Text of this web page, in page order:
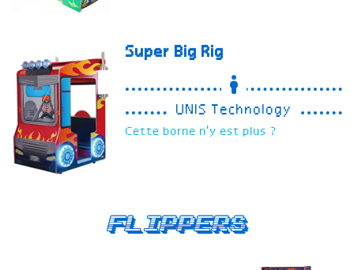
Super Big Rig
UNIS Technology
Cette borne n'y est plus ?
Flippers